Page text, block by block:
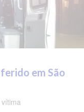
em São